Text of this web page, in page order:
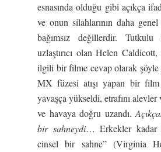
esnasında olduğu gibi açıkça
ve onun silahlarının daha
bağımsız değillerdir.
uzlaştırıcı olan Helen
ilgili bir filme cevap olarak şöyle
MX füzesi atışı yapan bir
yavaşça yükseldi, etrafını alevler
ve havaya doğru uzandı.
bir sahneydi… Erkekler kadar
cinsel bir sahne” (Virginia